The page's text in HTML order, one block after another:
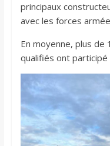
principaux
avec les forces
En moyenne, plus
qualifiés ont